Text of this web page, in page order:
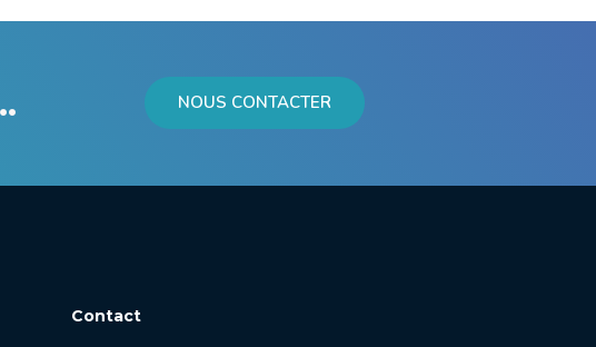
NOUS CONTACTER
Contact